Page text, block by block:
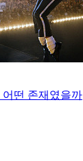
떤 존재였을까